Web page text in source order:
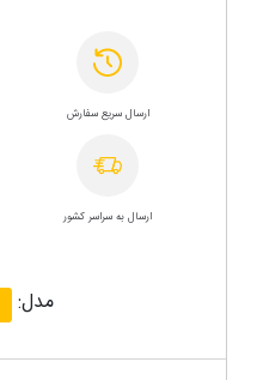
ارسال سریع سفارش
ارسال به سراسر کشور
مدل: